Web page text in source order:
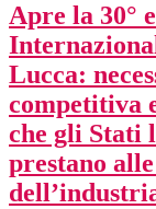
Apre la 30°
Lucca:
competitiva
che gli Stati
prestano